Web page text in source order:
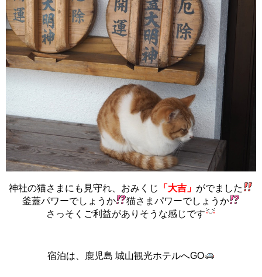
神社の猫さまにも見守れ、おみくじ 「大吉」 がでました
釜蓋パワーでしょうか
猫さまパワーでしょうか
さっそくご利益がありそうな感じです
宿泊は、鹿児島 城山観光ホテルへGO